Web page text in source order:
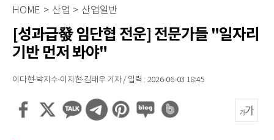
HOME > 산업 > 산업일반
[성과급發 임단협 전운] 전문가들 "일자리
기반 먼저 봐야"
이다현·박지수·이지현·김태우 기자 / 입력 : 2026-06-03 18:45